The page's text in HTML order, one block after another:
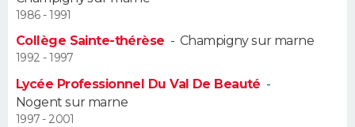
VOYAGE
GUIDES D'ACHAT
1986 - 1991
Collège Sainte-thérèse - Champigny sur marne
1992 - 1997
Lycée Professionnel Du Val De Beauté -
Nogent sur marne
1997 - 2001